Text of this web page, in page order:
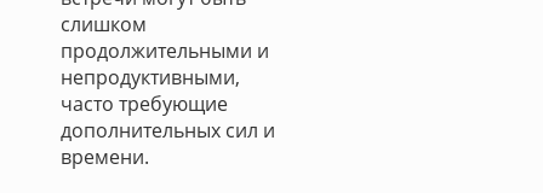
слишком
продолжительными и
непродуктивными,
часто требующие
дополнительных сил и
времени.